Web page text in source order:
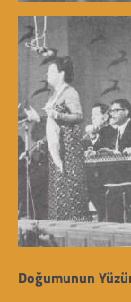
Doğumunun